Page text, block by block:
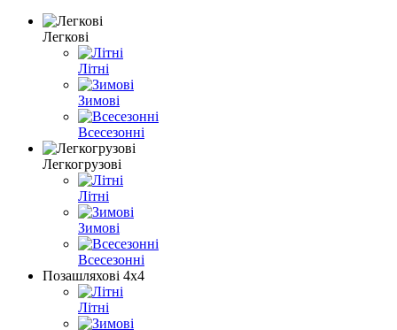
Легкові
Літні
Зимові
Всесезонні
Легкогрузові
Літні
Зимові
Всесезонні
Позашляхові 4х4
Літні